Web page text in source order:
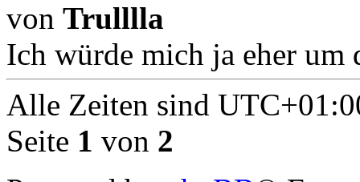
von Trulllla
Ich würde mich ja eher um
Alle Zeiten sind
Seite 1 von 2